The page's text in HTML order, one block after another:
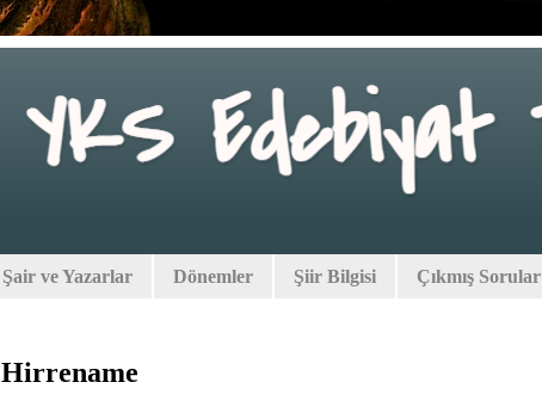
Şair ve Yazarlar Dönemler Şiir Bilgisi Çıkmış Sorular
Hirrename